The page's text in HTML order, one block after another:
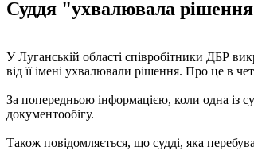
Суддя "ухвалювала
У Луганській області співробітники ДБР
від її імені ухвалювали рішення. Про це в
За попередньою інформацією, коли одна із
документообігу.
Також повідомляється, що судді, яка